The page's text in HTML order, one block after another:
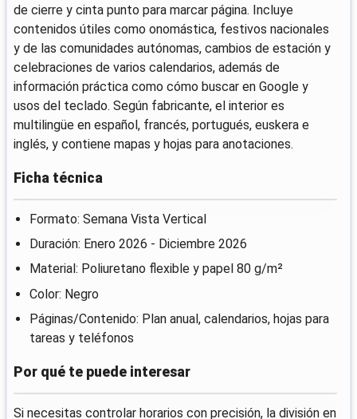
de cierre y cinta punto para marcar página. Incluye
contenidos útiles como onomástica, festivos nacionales
y de las comunidades autónomas, cambios de estación y
celebraciones de varios calendarios, además de
información práctica como cómo buscar en Google y
usos del teclado. Según fabricante, el interior es
multilingüe en español, francés, portugués, euskera e
inglés, y contiene mapas y hojas para anotaciones.
Ficha técnica
Formato: Semana Vista Vertical
Duración: Enero 2026 - Diciembre 2026
Material: Poliuretano flexible y papel 80 g/m²
Color: Negro
Páginas/Contenido: Plan anual, calendarios, hojas para
tareas y teléfonos
Por qué te puede interesar
Si necesitas controlar horarios con precisión, la división en